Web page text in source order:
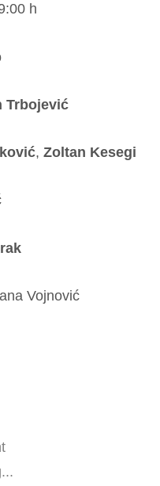
h
Trbojević
,Zoltan Kesegi
Vojnović